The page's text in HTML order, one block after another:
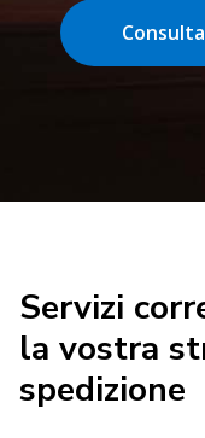
Servizi
la vostra
spedizione